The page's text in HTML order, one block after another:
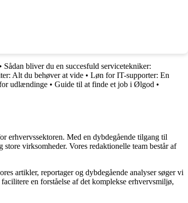
• Sådan bliver du en succesfuld servicetekniker:
Alt du behøver at vide • Løn for IT-supporter: En
udlændinge • Guide til at finde et job i Ølgod •
erhvervssektoren. Med en dybdegående tilgang til
virksomheder. Vores redaktionelle team består af
artikler, reportager og dybdegående analyser søger vi
en forståelse af det komplekse erhvervsmiljø,